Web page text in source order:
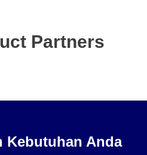
Partners
Kebutuhan Anda